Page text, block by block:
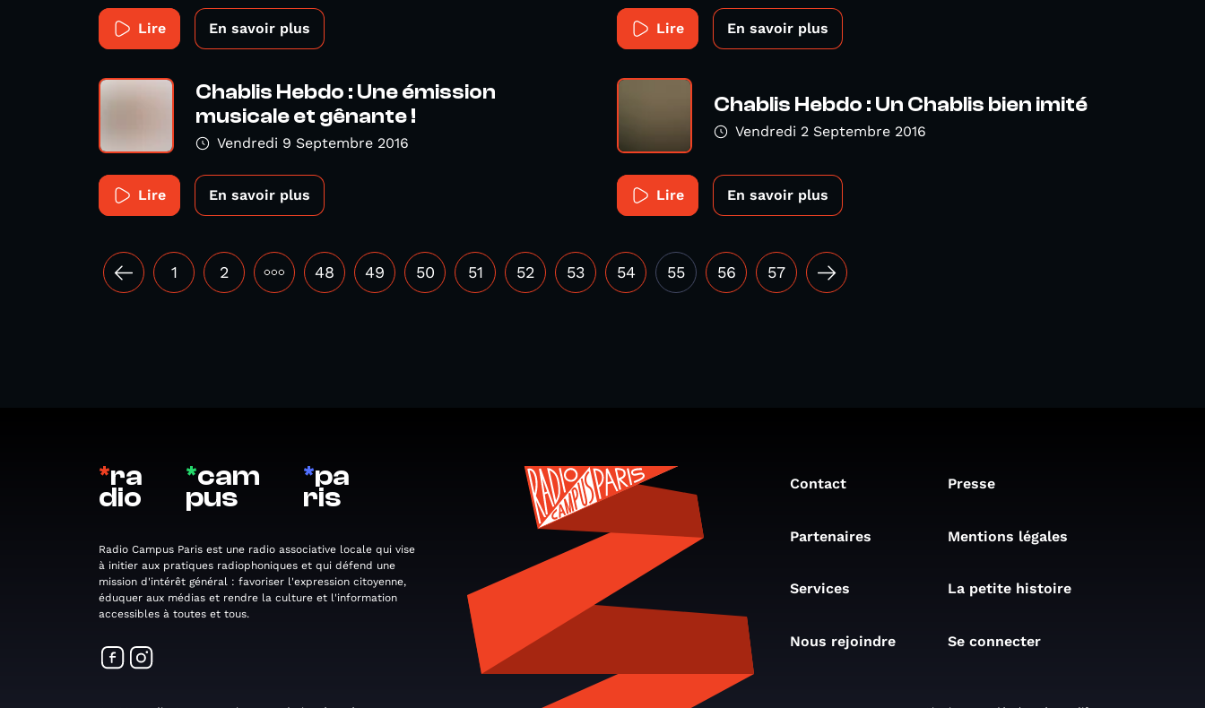
Lire En savoir plus Lire En savoir plus
Chablis Hebdo : Une émission
musicale et gênante !
Vendredi 9 Septembre 2016
Lire En savoir plus
Chablis Hebdo : Un Chablis bien imité
Vendredi 2 Septembre 2016
Lire En savoir plus
1 2 ••• 48 49 50 51 52 53 54 55 56 57
*ra
dio
*cam
pus
*pa
ris
Radio Campus Paris est une radio associative locale qui vise
à initier aux pratiques radiophoniques et qui défend une
mission d'intérêt général : favoriser l'expression citoyenne,
éduquer aux médias et rendre la culture et l'information
accessibles à toutes et tous.
Contact Presse
Partenaires Mentions légales
Services La petite histoire
Nous rejoindre Se connecter